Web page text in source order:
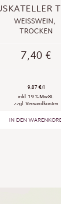
WEISSWEIN ,
TROCKEN
7,40€
9,87 €/l
inkl. 19 % MwSt.
zzgl. Versandkosten
IN DEN